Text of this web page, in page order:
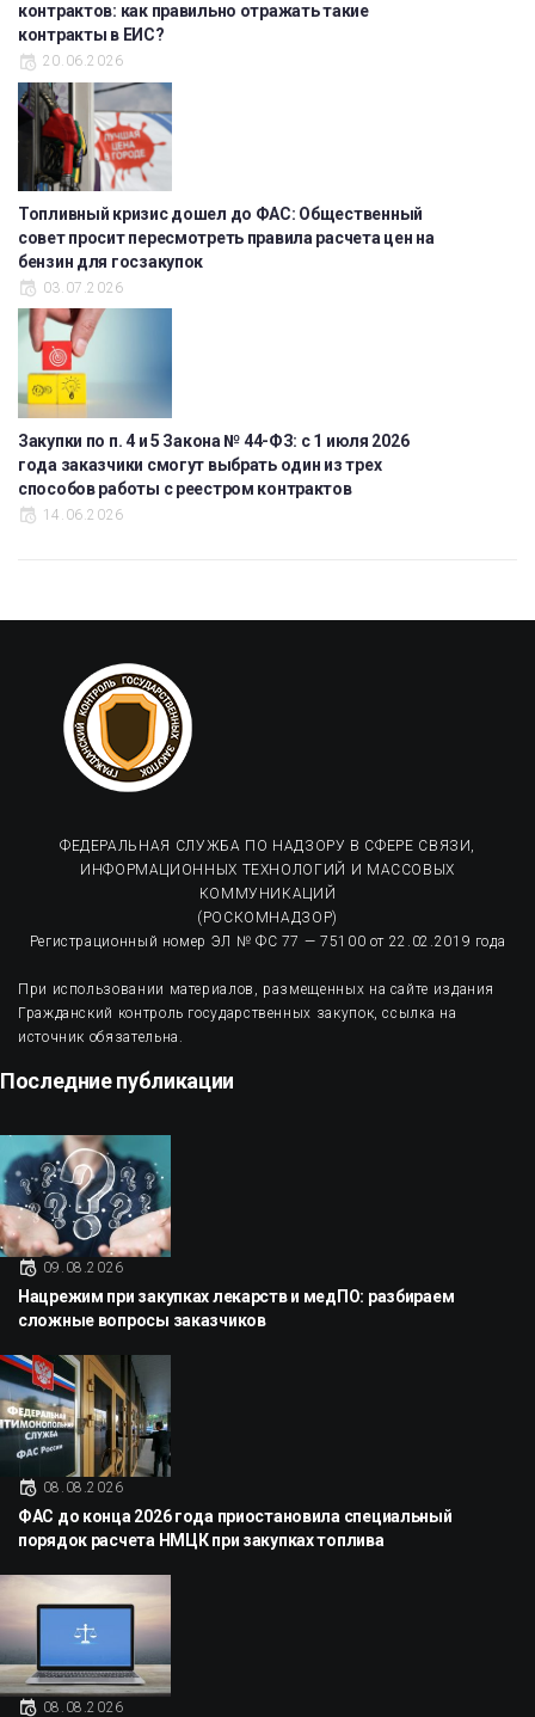
контрактов: как правильно отражать такие
контракты в ЕИС?
20.06.2026
Топливный кризис дошел до ФАС: Общественный
совет просит пересмотреть правила расчета цен на
бензин для госзакупок
03.07.2026
Закупки по п. 4 и 5 Закона № 44-ФЗ: с 1 июля 2026
года заказчики смогут выбрать один из трех
способов работы с реестром контрактов
14.06.2026
ФЕДЕРАЛЬНАЯ СЛУЖБА ПО НАДЗОРУ В СФЕРЕ СВЯЗИ,
ИНФОРМАЦИОННЫХ ТЕХНОЛОГИЙ И МАССОВЫХ
КОММУНИКАЦИЙ
(РОСКОМНАДЗОР)
Регистрационный номер ЭЛ № ФС 77 — 75100 от 22.02.2019 года
При использовании материалов, размещенных на сайте издания
Гражданский контроль государственных закупок, ссылка на
источник обязательна.
Последние публикации
09.08.2026
Нацрежим при закупках лекарств и медПО: разбираем
сложные вопросы заказчиков
08.08.2026
ФАС до конца 2026 года приостановила специальный
порядок расчета НМЦК при закупках топлива
08.08.2026